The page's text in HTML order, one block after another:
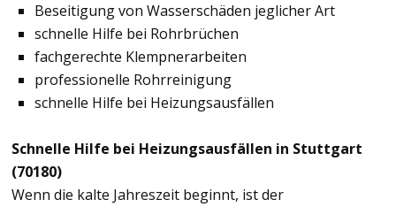
Beseitigung von Wasserschäden jeglicher Art
schnelle Hilfe bei Rohrbrüchen
fachgerechte Klempnerarbeiten
professionelle Rohrreinigung
schnelle Hilfe bei Heizungsausfällen
Schnelle Hilfe bei Heizungsausfällen in Stuttgart
(70180)
Wenn die kalte Jahreszeit beginnt, ist der